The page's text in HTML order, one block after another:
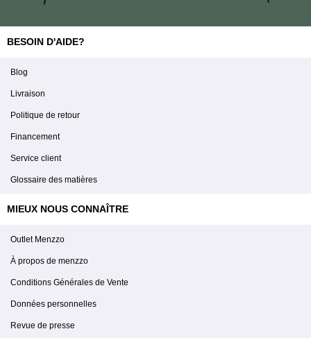
BESOIN D'AIDE?
Blog
Livraison
Politique de retour
Financement
Service client
Glossaire des matières
MIEUX NOUS CONNAÎTRE
Outlet Menzzo
À propos de menzzo
Conditions Générales de Vente
Données personnelles
Revue de presse